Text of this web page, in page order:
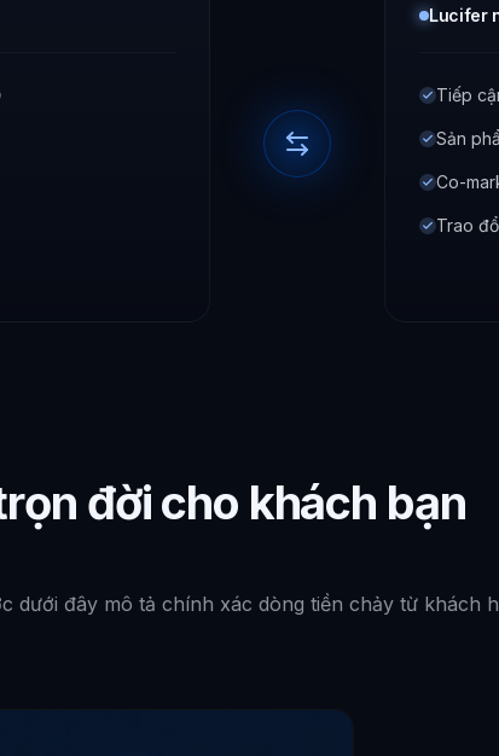
Lucifer
Tiếp
Sản
Co-
Trao
đời cho khách bạn
dưới đây mô tả chính xác dòng tiền chảy từ khách